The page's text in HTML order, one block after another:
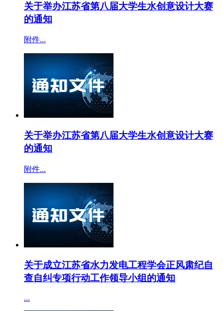
关于举办江苏省第八届大学生水创意设计大赛
的通知
附件...
关于举办江苏省第八届大学生水创意设计大赛
的通知
附件...
关于成立江苏省水力发电工程学会正风肃纪自
查自纠专项行动工作领导小组的通知
...